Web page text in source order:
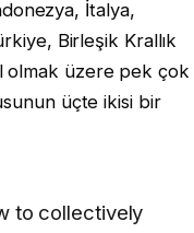
İtalya,
Birleşik Krallık
olmak üzere pek çok
üçte ikisi bir
to collectively